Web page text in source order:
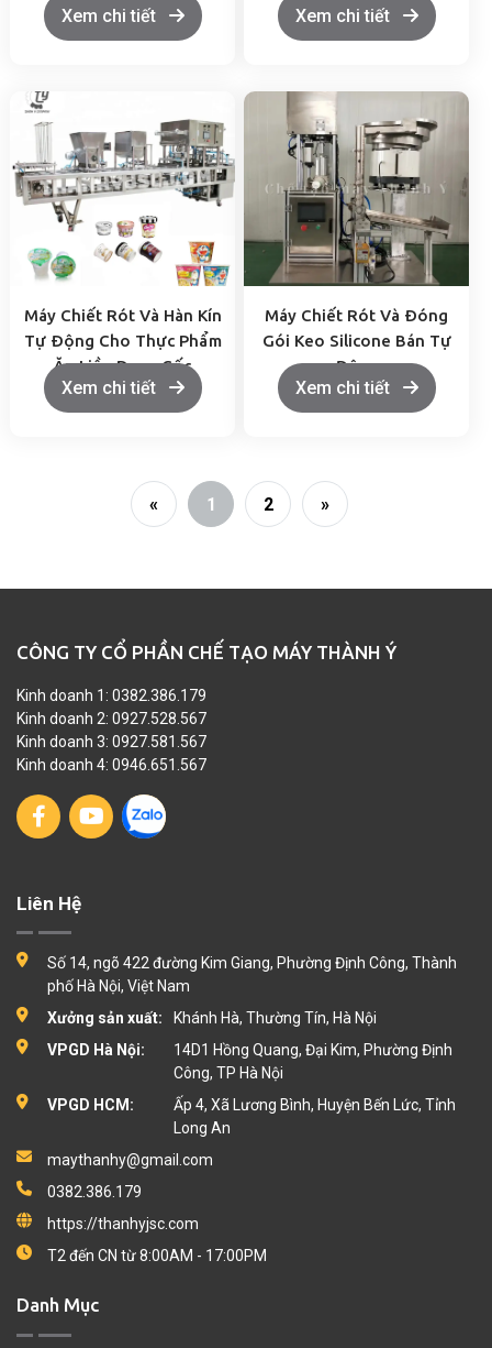
Xem chi tiết Xem chi tiết
Máy Chiết Rót Và Hàn Kín
Tự Động Cho Thực Phẩm
Ăn Liền Dạng Cốc
Xem chi tiết
Máy Chiết Rót Và Đóng
Gói Keo Silicone Bán Tự
Động
Xem chi tiết
« 1 2 »
CÔNG TY CỔ PHẦN CHẾ TẠO MÁY THÀNH Ý
Kinh doanh 1: 0382.386.179
Kinh doanh 2: 0927.528.567
Kinh doanh 3: 0927.581.567
Kinh doanh 4: 0946.651.567
Liên Hệ
Số 14, ngõ 422 đường Kim Giang, Phường Định Công, Thành
phố Hà Nội, Việt Nam
Xưởng sản xuất:
Khánh Hà, Thường Tín, Hà Nội
VPGD Hà Nội:
14D1 Hồng Quang, Đại Kim, Phường Định
Công, TP Hà Nội
VPGD HCM:
Ấp 4, Xã Lương Bình, Huyện Bến Lức, Tỉnh
Long An
maythanhy@gmail.com
0382.386.179
https://thanhyjsc.com
T2 đến CN từ 8:00AM - 17:00PM
Danh Mục